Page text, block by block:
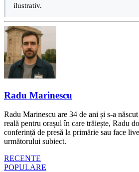
ilustrativ.
Radu Marinescu
Radu Marinescu are 34 de ani și s-a
reală pentru orașul în care trăiește, Radu
conferință de presă la primărie sau face
următorului subiect.
RECENTE
POPULARE